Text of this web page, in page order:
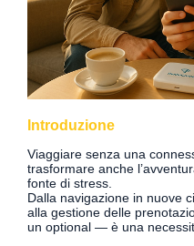
Introduzione
Viaggiare senza una
trasformare anche
fonte di stress.
Dalla navigazione in nuove
alla gestione delle
un optional — è una